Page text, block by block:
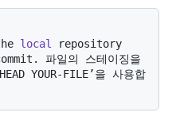
local repository
파일의 스테이징을
YOUR-FILE’을 사용합